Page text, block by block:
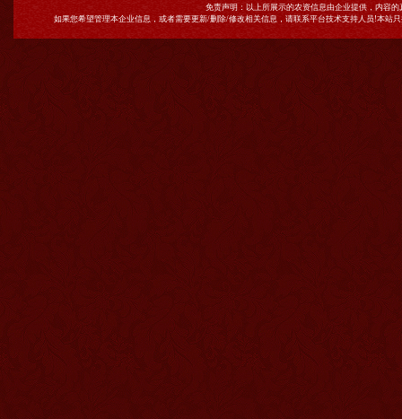
免责声明：以上所展示的农资信息由企业提供，内容
如果您希望管理本企业信息，或者需要更新/删除/修改相关信息，请联系平台技术支持人员!本站